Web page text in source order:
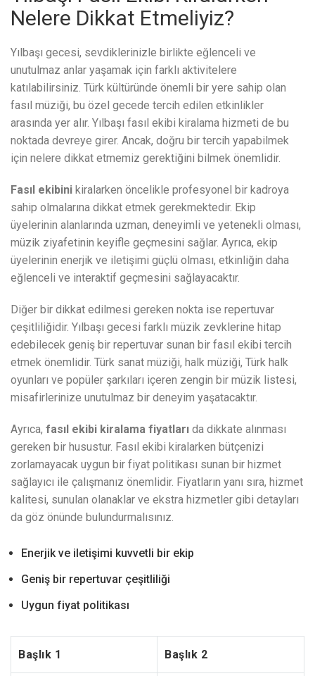
Nelere Dikkat Etmeliyiz?
Yılbaşı gecesi, sevdiklerinizle birlikte eğlenceli ve
unutulmaz anlar yaşamak için farklı aktivitelere
katılabilirsiniz. Türk kültüründe önemli bir yere sahip olan
fasıl müziği, bu özel gecede tercih edilen etkinlikler
arasında yer alır. Yılbaşı fasıl ekibi kiralama hizmeti de bu
noktada devreye girer. Ancak, doğru bir tercih yapabilmek
için nelere dikkat etmemiz gerektiğini bilmek önemlidir.
Fasıl ekibini kiralarken öncelikle profesyonel bir kadroya
sahip olmalarına dikkat etmek gerekmektedir. Ekip
üyelerinin alanlarında uzman, deneyimli ve yetenekli olması,
müzik ziyafetinin keyifle geçmesini sağlar. Ayrıca, ekip
üyelerinin enerjik ve iletişimi güçlü olması, etkinliğin daha
eğlenceli ve interaktif geçmesini sağlayacaktır.
Diğer bir dikkat edilmesi gereken nokta ise repertuvar
çeşitliliğidir. Yılbaşı gecesi farklı müzik zevklerine hitap
edebilecek geniş bir repertuvar sunan bir fasıl ekibi tercih
etmek önemlidir. Türk sanat müziği, halk müziği, Türk halk
oyunları ve popüler şarkıları içeren zengin bir müzik listesi,
misafirlerinize unutulmaz bir deneyim yaşatacaktır.
Ayrıca, fasıl ekibi kiralama fiyatları da dikkate alınması
gereken bir husustur. Fasıl ekibi kiralarken bütçenizi
zorlamayacak uygun bir fiyat politikası sunan bir hizmet
sağlayıcı ile çalışmanız önemlidir. Fiyatların yanı sıra, hizmet
kalitesi, sunulan olanaklar ve ekstra hizmetler gibi detayları
da göz önünde bulundurmalısınız.
Enerjik ve iletişimi kuvvetli bir ekip
Geniş bir repertuvar çeşitliliği
Uygun fiyat politikası
Başlık 1 Başlık 2